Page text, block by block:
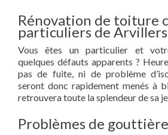
Rénovation de toiture
particuliers de
Vous êtes un particulier et
quelques défauts apparents ?
pas de fuite, ni de problème
seront donc rapidement menés à
retrouvera toute la splendeur de sa
Problèmes de gouttière